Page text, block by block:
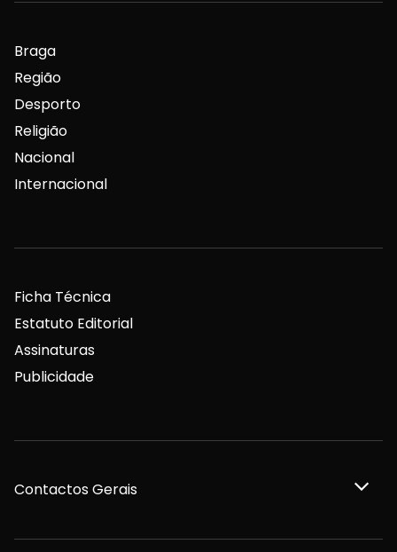
Braga
Região
Desporto
Religião
Nacional
Internacional
Ficha Técnica
Estatuto Editorial
Assinaturas
Publicidade
Contactos Gerais